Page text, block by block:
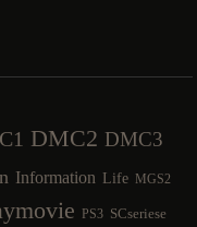
DMC2 DMC3
Information Life MGS2
PS3 SCseriese